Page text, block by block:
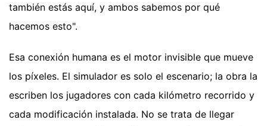
también estás aquí, y ambos sabemos por qué
hacemos esto".
Esa conexión humana es el motor invisible que mueve
los píxeles. El simulador es solo el escenario; la obra la
escriben los jugadores con cada kilómetro recorrido y
cada modificación instalada. No se trata de llegar